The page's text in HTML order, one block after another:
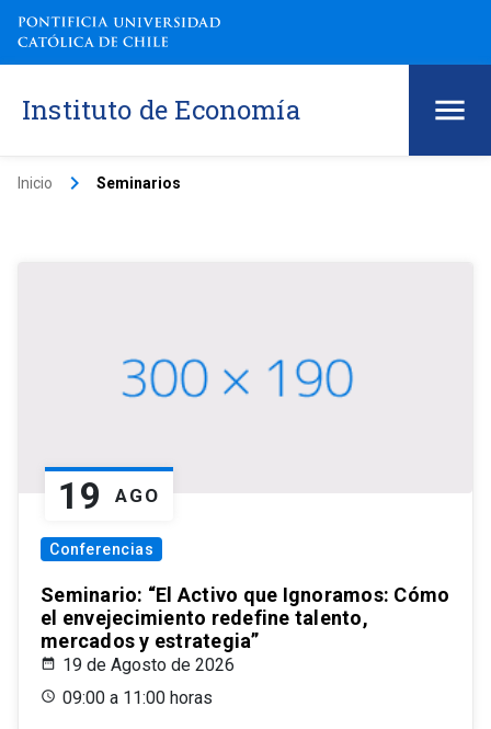
Instituto de Economía
Inicio keyboard_arrow_right Seminarios
19 AGO
Conferencias
Seminario: “El Activo que Ignoramos: Cómo
el envejecimiento redefine talento,
mercados y estrategia”
19 de Agosto de 2026
09:00 a 11:00 horas